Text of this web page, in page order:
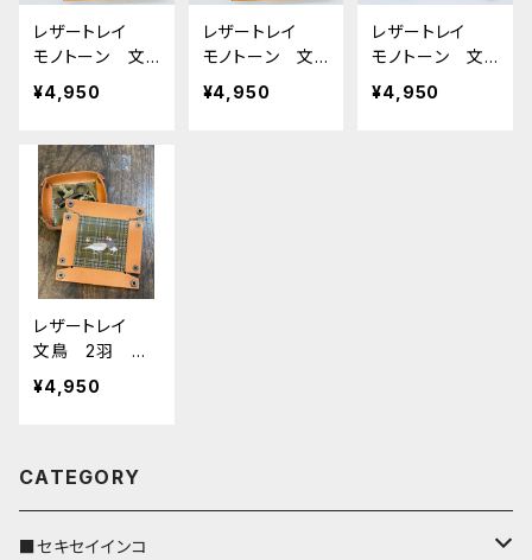
レザートレイ
モノトーン 文
鳥 Red レッ
ド 栃木レザー
¥4,950
レザートレイ
モノトーン 文
鳥 Camel キ
ャメル 栃木レ
¥4,950
レザートレイ
モノトーン 文
鳥 ブラック
黒 Black 栃
¥4,950
レザートレイ
文鳥 2羽 シ
ナモン文鳥 桜
文鳥 Green
木レザー
¥4,950
CATEGORY
■セキセイインコ